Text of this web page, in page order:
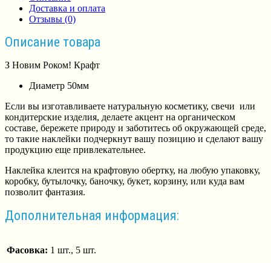
Доставка и оплата
Отзывы (0)
Описание товара
З Новим Роком! Крафт
Диаметр 50мм
Если вы изготавливаете натуральную косметику, свечи или
кондитерские изделия, делаете акцент на органическом
составе, бережете природу и заботитесь об окружающей среде,
то такие наклейки подчеркнут вашу позицию и сделают вашу
продукцию еще привлекательнее.
Наклейка клеится на крафтовую обертку, на любую упаковку,
коробку, бутылочку, баночку, букет, корзину, или куда вам
позволит фантазия.
Дополнительная информация:
Фасовка: 1 шт., 5 шт.